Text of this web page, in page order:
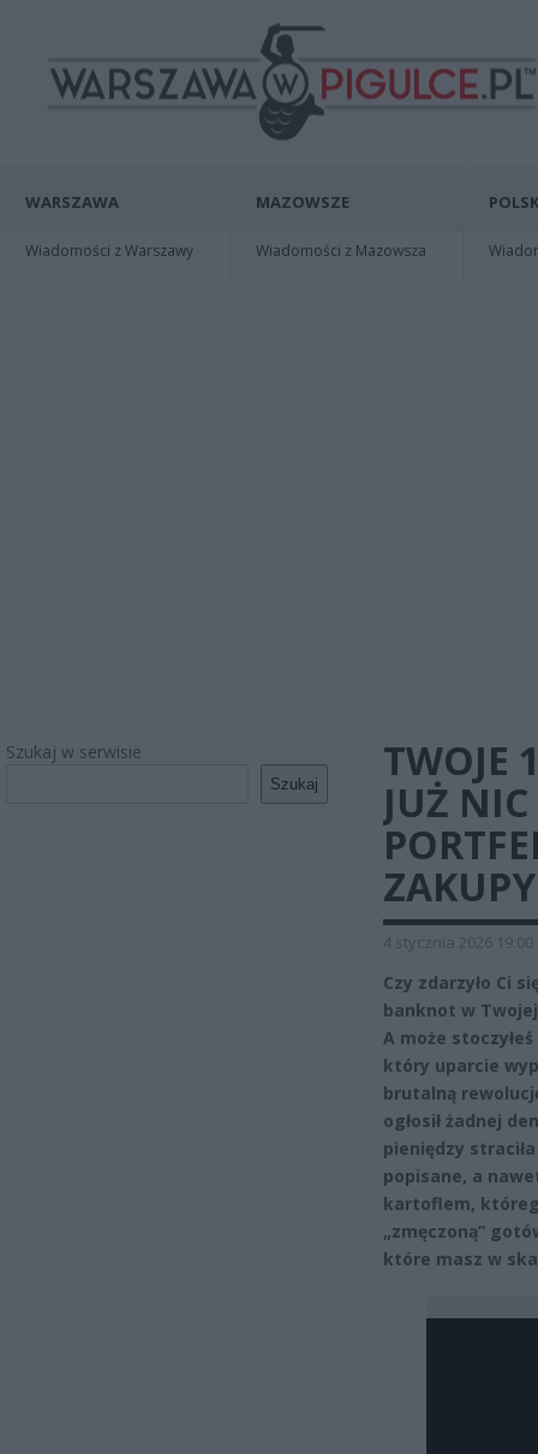
WARSZAWA
Wiadomości z Warszawy
MAZOWSZE
Wiadomości z Mazowsza
Szukaj w serwisie
Szukaj
TWOJE
JUŻ
4 stycznia 2026 19:00
Czy zdarzyło Ci
banknot w
A może
który uparcie
brutalną
ogłosił żadnej
pieniędzy
popisane, a
kartoflem,
„zmęczoną”
które masz w